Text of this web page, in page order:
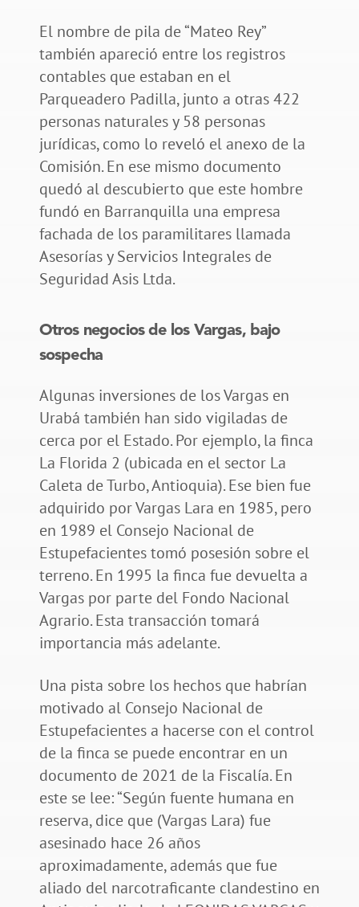
El nombre de pila de “Mateo Rey”
también apareció entre los registros
contables que estaban en el
Parqueadero Padilla, junto a otras 422
personas naturales y 58 personas
jurídicas, como lo reveló el anexo de la
Comisión. En ese mismo documento
quedó al descubierto que este hombre
fundó en Barranquilla una empresa
fachada de los paramilitares llamada
Asesorías y Servicios Integrales de
Seguridad Asis Ltda.
Otros negocios de los Vargas, bajo
sospecha
Algunas inversiones de los Vargas en
Urabá también han sido vigiladas de
cerca por el Estado. Por ejemplo, la finca
La Florida 2 (ubicada en el sector La
Caleta de Turbo, Antioquia). Ese bien fue
adquirido por Vargas Lara en 1985, pero
en 1989 el Consejo Nacional de
Estupefacientes tomó posesión sobre el
terreno. En 1995 la finca fue devuelta a
Vargas por parte del Fondo Nacional
Agrario. Esta transacción tomará
importancia más adelante.
Una pista sobre los hechos que habrían
motivado al Consejo Nacional de
Estupefacientes a hacerse con el control
de la finca se puede encontrar en un
documento de 2021 de la Fiscalía. En
este se lee: “Según fuente humana en
reserva, dice que (Vargas Lara) fue
asesinado hace 26 años
aproximadamente, además que fue
aliado del narcotraficante clandestino en